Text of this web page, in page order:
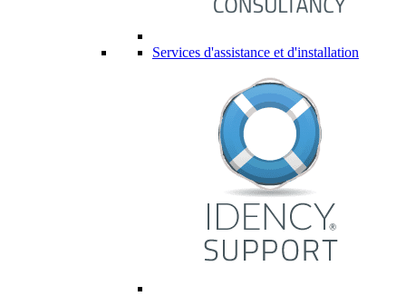
Services d'assistance et d'installation